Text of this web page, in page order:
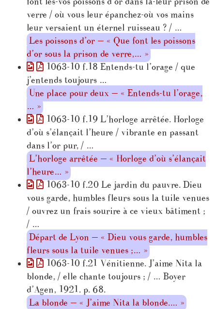
verre / où vous leur épanchez-où vos mains
leur versaient un éternel ruisseau ? / …
Les poissons d’or — « Que font les poissons
d’or sous la prison de verre,… »
1063-10 f.18 Entends-tu l’orage / que
j’entends toujours …
Une place pour deux — « Entends-tu l’orage,
… »
1063-10 f.19 L’horloge arrêtée. Horloge
d’où s’élançait l’heure / vibrante en passant
dans l’or pur, / …
L’horloge arrêtée — « Horloge d’où s’élançait
l’heure… »
1063-10 f.20 Le jardin du pauvre. Dieu
vous garde, humbles fleurs sous la tuile venues
/ ouvrez un frais sourire à ce vieux bâtiment ;
/ …
Départ de Lyon — « Dieu vous garde, humbles
fleurs sous la tuile venues ;… »
1063-10 f.21 Vénitienne. J’aime Nita la
blonde, / elle chante toujours ; / … Boyer
d’Agen, 1921. p. 68.
La blonde — « J’aime Nita la blonde.… »